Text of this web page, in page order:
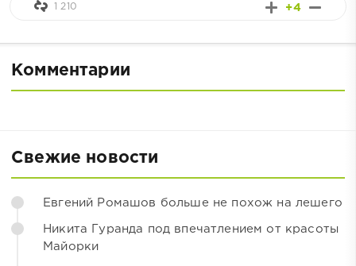
+4
1 210
Комментарии
Свежие новости
Евгений Ромашов больше не похож на лешего
Никита Гуранда под впечатлением от красоты
Майорки